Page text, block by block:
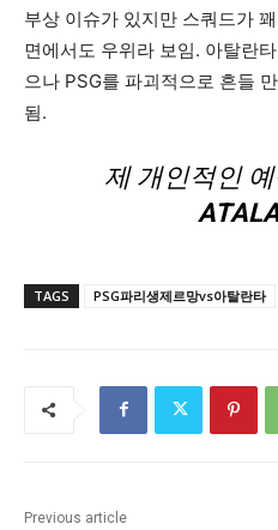
부상 이슈가 있지만 스쿼드가
면에서도 우위라 보임. 아탈란
으나 PSG를 파괴적으로 흔들
됨.
제 개인적인
TAGS PSG파리생제르망vs아탈란타
Previous article